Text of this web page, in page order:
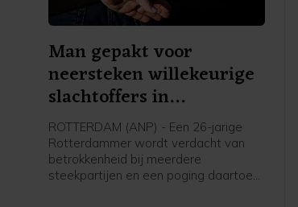
Man gepakt voor
neersteken willekeurige
slachtoffers in
Rotterdam
ROTTERDAM (ANP) - Een 26-jarige
Rotterdammer wordt verdacht van
betrokkenheid bij meerdere
steekpartijen en een poging daartoe